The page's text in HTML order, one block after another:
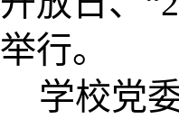
举行。
学校党